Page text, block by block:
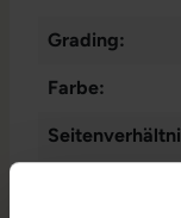
Grading:
Farbe: